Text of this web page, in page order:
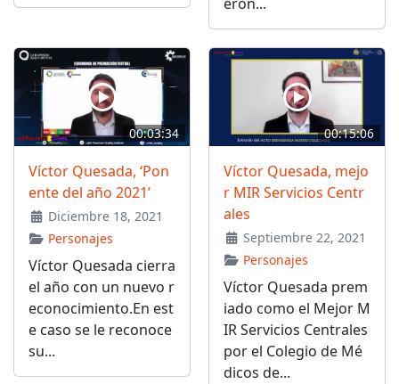
00:03:34
Víctor Quesada, ‘Pon
ente del año 2021’
Diciembre 18, 2021
Personajes
Víctor Quesada cierra
el año con un nuevo r
econocimiento.En est
e caso se le reconoce
su...
00:15:06
Víctor Quesada, mejo
r MIR Servicios Centr
ales
Septiembre 22, 2021
Personajes
Víctor Quesada prem
iado como el Mejor M
IR Servicios Centrales
por el Colegio de Mé
dicos de...